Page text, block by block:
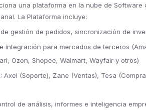
una plataforma en la nube de
La Plataforma incluye:
gestión de pedidos, sincronización de
integración para mercados de terceros
Ozon, Shopee, Walmart, Wayfair y otros)
Axel (Soporte), Zane (Ventas), Tesa
de análisis, informes e inteligencia